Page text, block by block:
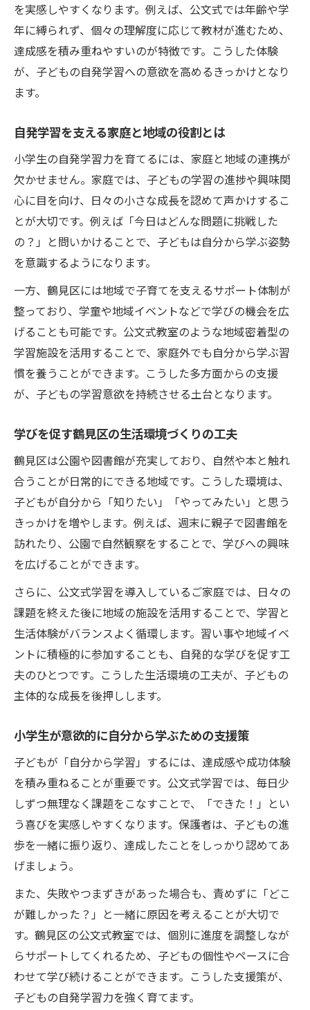
小学生に公文式を選ぶ保護者の体験談紹介
自分から学習するための公文式活用ポイン
ト
家庭でできる鶴見区流の学習習慣作り
方
家庭の工夫で自発学習を自然に習慣化する
方法
鶴見区流の公文式＋家庭学習の実践アイデ
ア
親子で取り組む自分から学ぶ学習習慣の秘
訣
自発学習を促す地域資源と公文式活用術
地域資源を活かした小学生の自発学習法
公文式と地域活動が生む自分から学ぶ力
鶴見区の支援制度を自分から学習に活用
地域交流が小学生の自発学習意欲を伸ばす
小学生が自発的に学ぶ姿を応援する工夫
自分から学習する子を褒めて伸ばすポイン
ト
継続的な公文式学習で意欲と自信を育てる
家庭と地域が連携して自発学習を応援する
自発的に学ぶ小学生への具体的な声かけ例
を実感しやすくなります。例えば、公文式では年齢や学
年に縛られず、個々の理解度に応じて教材が進むため、
達成感を積み重ねやすいのが特徴です。こうした体験
が、子どもの自発学習への意欲を高めるきっかけとなり
ます。
自発学習を支える家庭と地域の役割とは
小学生の自発学習力を育てるには、家庭と地域の連携が
欠かせません。家庭では、子どもの学習の進捗や興味関
心に目を向け、日々の小さな成長を認めて声かけするこ
とが大切です。例えば「今日はどんな問題に挑戦した
の？」と問いかけることで、子どもは自分から学ぶ姿勢
を意識するようになります。
一方、鶴見区には地域で子育てを支えるサポート体制が
整っており、学童や地域イベントなどで学びの機会を広
げることも可能です。公文式教室のような地域密着型の
学習施設を活用することで、家庭外でも自分から学ぶ習
慣を養うことができます。こうした多方面からの支援
が、子どもの学習意欲を持続させる土台となります。
学びを促す鶴見区の生活環境づくりの工夫
鶴見区は公園や図書館が充実しており、自然や本と触れ
合うことが日常的にできる地域です。こうした環境は、
子どもが自分から「知りたい」「やってみたい」と思う
きっかけを増やします。例えば、週末に親子で図書館を
訪れたり、公園で自然観察をすることで、学びへの興味
を広げることができます。
さらに、公文式学習を導入しているご家庭では、日々の
課題を終えた後に地域の施設を活用することで、学習と
生活体験がバランスよく循環します。習い事や地域イベ
ントに積極的に参加することも、自発的な学びを促す工
夫のひとつです。こうした生活環境の工夫が、子どもの
主体的な成長を後押しします。
小学生が意欲的に自分から学ぶための支援策
子どもが「自分から学習」するには、達成感や成功体験
を積み重ねることが重要です。公文式学習では、毎日少
しずつ無理なく課題をこなすことで、「できた！」とい
う喜びを実感しやすくなります。保護者は、子どもの進
歩を一緒に振り返り、達成したことをしっかり認めてあ
げましょう。
また、失敗やつまずきがあった場合も、責めずに「どこ
が難しかった？」と一緒に原因を考えることが大切で
す。鶴見区の公文式教室では、個別に進度を調整しなが
らサポートしてくれるため、子どもの個性やペースに合
わせて学び続けることができます。こうした支援策が、
子どもの自発学習力を強く育てます。